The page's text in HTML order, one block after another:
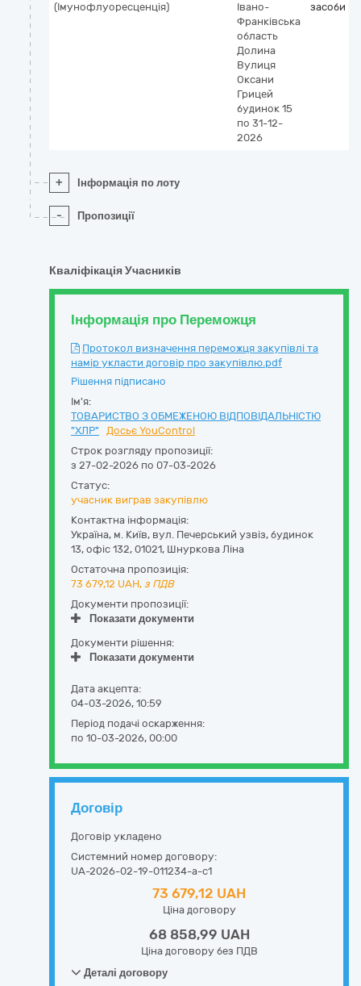
(Імунофлуоресценція)
Івано-
Франківська
область
Долина
Вулиця
Оксани
Грицей
будинок 15
по 31-12-
2026
засоби
+ Інформація по лоту
- Пропозиції
Кваліфікація Учасників
Інформація про Переможця
Протокол визначення переможця закупівлі та
намір укласти договір про закупівлю.pdf
Рішення підписано
Ім'я:
ТОВАРИСТВО З ОБМЕЖЕНОЮ ВІДПОВІДАЛЬНІСТЮ
"ХЛР"
Досьє YouControl
Строк розгляду пропозиції:
з 27-02-2026 по 07-03-2026
Статус:
учасник виграв закупівлю
Контактна інформація:
Україна, м. Київ, вул. Печерський узвіз, будинок
13, офіс 132, 01021, Шнуркова Ліна
Остаточна пропозиція:
73 679,12 UAH, з ПДВ
Документи пропозиції:
Показати документи
Документи рішення:
Показати документи
Дата акцепта:
04-03-2026, 10:59
Період подачі оскарження:
по 10-03-2026, 00:00
Договір
Договір укладено
Системний номер договору:
UA-2026-02-19-011234-a-c1
73 679,12 UAH
Ціна договору
68 858,99 UAH
Ціна договору без ПДВ
Деталі договору